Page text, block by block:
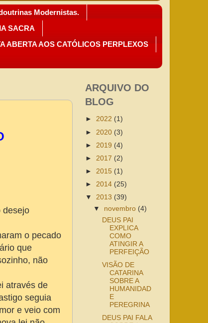
Modernistas.
SACRA
ABERTA AOS CATÓLICOS PERPLEXOS
desejo
o pecado
que
não
através de
seguia
e veio com
ARQUIVO DO
BLOG
► 2022 (1)
► 2020 (3)
► 2019 (4)
► 2017 (2)
► 2015 (1)
► 2014 (25)
▼ 2013 (39)
▼ novembro (4)
DEUS PAI
EXPLICA
COMO
ATINGIR A
PERFEIÇÃO
VISÃO DE
CATARINA
SOBRE A
HUMANIDAD
E
PEREGRINA
DEUS PAI FALA